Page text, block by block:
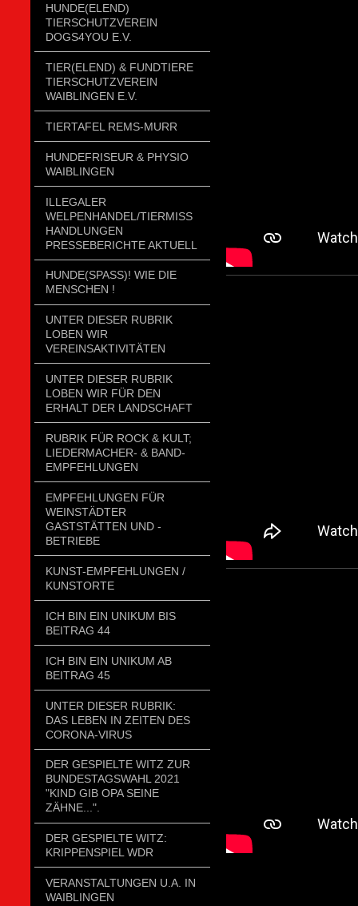
HUNDE(ELEND)
TIERSCHUTZVEREIN
DOGS4YOU E.V.
TIER(ELEND) & FUNDTIERE
TIERSCHUTZVEREIN
WAIBLINGEN E.V.
TIERTAFEL REMS-MURR
HUNDEFRISEUR & PHYSIO
WAIBLINGEN
ILLEGALER
WELPENHANDEL/TIERMISSH
ANDLUNGEN P
RESSEBERICHTE AKTUELL
HUNDE(SPASS)! WIE DIE
MENSCHEN !
UNTER DIESER RUBRIK
LOBEN WIR
VEREINSAKTIVITÄTEN
UNTER DIESER RUBRIK
LOBEN WIR FÜR DEN
ERHALT DER LANDSCHAFT
RUBRIK FÜR ROCK & KULT;
LIEDERMACHER- & BAND-
EMPFEHLUNGEN
EMPFEHLUNGEN FÜR
WEINSTÄDTER
GASTSTÄTTEN UND -
BETRIEBE
KUNST-EMPFEHLUNGEN /
KUNSTORTE
ICH BIN EIN UNIKUM BIS
BEITRAG 44
ICH BIN EIN UNIKUM AB
BEITRAG 45
UNTER DIESER RUBRIK:
DAS LEBEN IN ZEITEN DES
CORONA-VIRUS
DER GESPIELTE WITZ ZUR
BUNDESTAGSWAHL 2021
"KIND GIB OPA SEINE
ZÄHNE...".
DER GESPIELTE WITZ:
KRIPPENSPIEL WDR
VERANSTALTUNGEN U.A. IN
WAIBLINGEN